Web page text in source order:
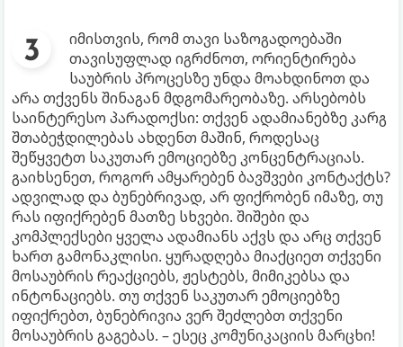
იმისთვის, რომ თავი საზოგადოებაში
თავისუფლად იგრძნოთ, ორიენტირება
საუბრის პროცესზე უნდა მოახდინოთ და
არა თქვენს შინაგან მდგომარეობაზე. არსებობს
საინტერესო პარადოქსი: თქვენ ადამიანებზე კარგ
შთაბეჭდილებას ახდენთ მაშინ, როდესაც
შეწყვეტთ საკუთარ ემოციებზე კონცენტრაციას.
გაიხსენეთ, როგორ ამყარებენ ბავშვები კონტაქტს?
ადვილად და ბუნებრივად, არ ფიქრობენ იმაზე, თუ
რას იფიქრებენ მათზე სხვები. შიშები და
კომპლექსები ყველა ადამიანს აქვს და არც თქვენ
ხართ გამონაკლისი. ყურადღება მიაქციეთ თქვენი
მოსაუბრის რეაქციებს, ჟესტებს, მიმიკებსა და
ინტონაციებს. თუ თქვენ საკუთარ ემოციებზე
იფიქრებთ, ბუნებრივია ვერ შეძლებთ თქვენი
მოსაუბრის გაგებას. – ესეც კომუნიკაციის მარცხი!